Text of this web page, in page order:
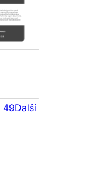
49Další